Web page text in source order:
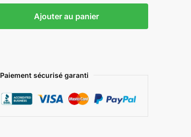
Ajouter au panier
Paiement sécurisé garanti